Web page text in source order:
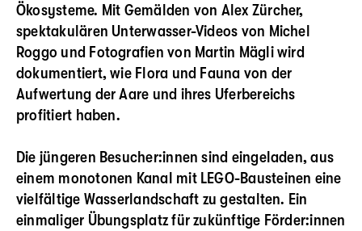
Ökosysteme. Mit Gemälden von Alex Zürcher,
spektakulären Unterwasser-Videos von Michel
Roggo und Fotografien von Martin Mägli wird
dokumentiert, wie Flora und Fauna von der
Aufwertung der Aare und ihres Uferbereichs
profitiert haben.
Die jüngeren Besucher:innen sind eingeladen, aus
einem monotonen Kanal mit LEGO-Bausteinen eine
vielfältige Wasserlandschaft zu gestalten. Ein
einmaliger Übungsplatz für zukünftige Förder:innen